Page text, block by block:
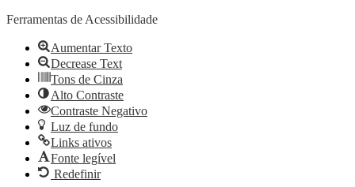
Ferramentas de Acessibilidade
Aumentar Texto
Decrease Text
Tons de Cinza
Alto Contraste
Contraste Negativo
Luz de fundo
Links ativos
Fonte legível
Redefinir